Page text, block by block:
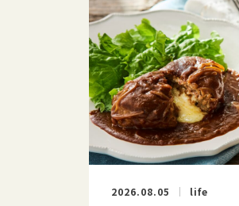
2026.08.05 life